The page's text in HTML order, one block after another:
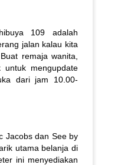
109 adalah
jalan kalau kita
remaja wanita,
mengupdate
dari jam 10.00-
Jacobs dan See by
utama belanja di
ini menyediakan